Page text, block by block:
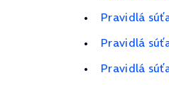
Pravidlá
Pravidlá
Pravidlá